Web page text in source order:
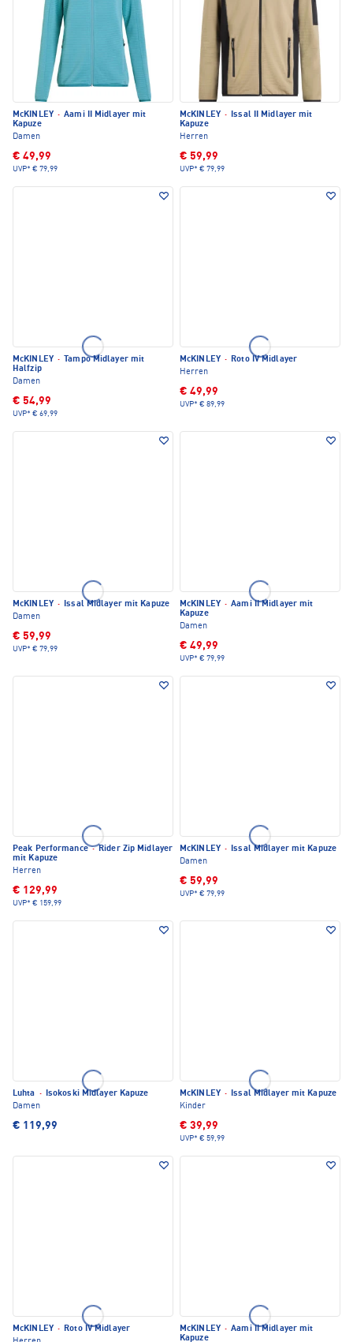
McKINLEY · Aami II Midlayer mit
Kapuze
Damen
€ 49,99
UVP* € 79,99
McKINLEY · Issal II Midlayer mit
Kapuze
Herren
€ 59,99
UVP* € 79,99
McKINLEY ·
Tampo Midlayer mit
Halfzip
Damen
€ 54,99
UVP* € 69,99
McKINLEY · Roto IV Midlayer
Herren
€ 49,99
UVP* € 89,99
McKINLEY · Issal Midlayer mit Kapuze
Damen
€ 59,99
UVP* € 79,99
McKINLEY · Aami II Midlayer mit
Kapuze
Damen
€ 49,99
UVP* € 79,99
Peak Performance·Rider Zip Midlayer
mit Kapuze
Herren
€ 129,99
UVP* € 159,99
McKINLEY · Issal Midlayer mit Kapuze
Damen
€ 59,99
UVP* € 79,99
Luhta · Isokoski Midlayer Kapuze
Damen
€ 119,99
McKINLEY · Issal Midlayer mit Kapuze
Kinder
€ 39,99
UVP* € 59,99
McKINLEY · Roto IV Midlayer
McKINLEY · Aami II Midlayer mit
Kapuze